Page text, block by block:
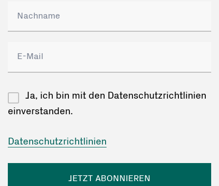
Ja, ich bin mit den Datenschutzrichtlinien
einverstanden.
Datenschutzrichtlinien
JETZT ABONNIEREN